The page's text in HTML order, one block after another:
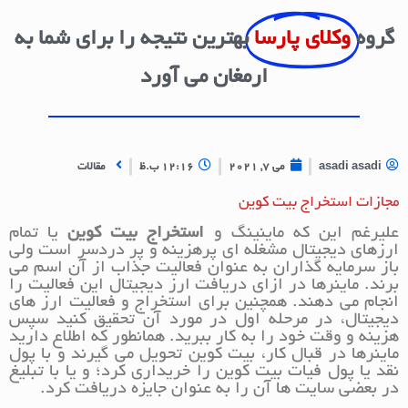
گروه وکلای پارسا بهترین نتیجه را برای شما به
ارمغان می آورد
asadi asadi می 7, 2021 12:16 ب.ظ مقالات
مجازات استخراج بیت کوین
علیرغم این که ماینینگ و استخراج بیت کوینیا تمام
ارزهای دیجیتال مشغله ای پرهزینه و پر دردسر است ولی
باز سرمایه گذاران به عنوان فعالیت جذاب از آن اسم می
برند. ماینرها در ازای دریافت ارز دیجیتال این فعالیت را
انجام می دهند. همچنین برای استخراج و فعالیت ارز های
دیجیتال، در مرحله اول در مورد آن تحقیق کنید سپس
هزینه و وقت خود را به کار ببرید. همانطور که اطلاع دارید
ماینرها در قبال کار، بیت کوین تحویل می گیرند و با پول
نقد یا پول فیات بیت کوین را خریداری کرد؛ و یا با تبلیغ
در بعضی سایت ها آن را به عنوان جایزه دریافت کرد.